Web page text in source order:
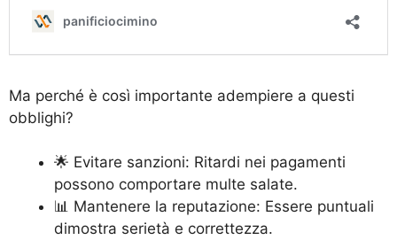
Ma perché è così importante adempiere a questi
obblighi?
🌟 Evitare sanzioni: Ritardi nei pagamenti
possono comportare multe salate.
📊 Mantenere la reputazione: Essere puntuali
dimostra serietà e correttezza.